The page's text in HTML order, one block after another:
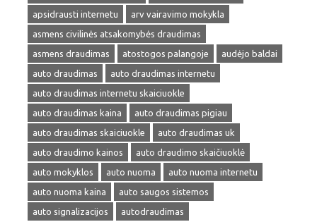
apsidrausti internetu
arv vairavimo mokykla
asmens civilinės atsakomybės draudimas
asmens draudimas
atostogos palangoje
audėjo baldai
auto draudimas
auto draudimas internetu
auto draudimas internetu skaiciuokle
auto draudimas kaina
auto draudimas pigiau
auto draudimas skaiciuokle
auto draudimas uk
auto draudimo kainos
auto draudimo skaičiuoklė
auto mokyklos
auto nuoma
auto nuoma internetu
auto nuoma kaina
auto saugos sistemos
auto signalizacijos
autodraudimas